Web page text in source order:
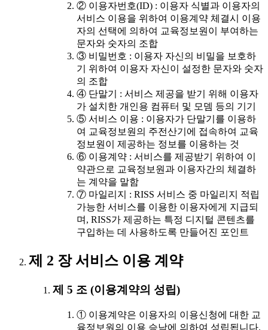
② 이용자번호(ID) : 이용자 식별과 이용자의
서비스 이용을 위하여 이용계약 체결시 이용
자의 선택에 의하여 교육정보원이 부여하는
문자와 숫자의 조합
③ 비밀번호 : 이용자 자신의 비밀을 보호하
기 위하여 이용자 자신이 설정한 문자와 숫자
의 조합
④ 단말기 : 서비스 제공을 받기 위해 이용자
가 설치한 개인용 컴퓨터 및 모뎀 등의 기기
⑤ 서비스 이용 : 이용자가 단말기를 이용하
여 교육정보원의 주전산기에 접속하여 교육
정보원이 제공하는 정보를 이용하는 것
⑥ 이용계약 : 서비스를 제공받기 위하여 이
약관으로 교육정보원과 이용자간의 체결하
는 계약을 말함
⑦ 마일리지 : RISS 서비스 중 마일리지 적립
가능한 서비스를 이용한 이용자에게 지급되
며, RISS가 제공하는 특정 디지털 콘텐츠를
구입하는 데 사용하도록 만들어진 포인트
제 2 장 서비스 이용 계약
제 5 조 (이용계약의 성립)
① 이용계약은 이용자의 이용신청에 대한 교
육정보원의 이용 승낙에 의하여 성립됩니다.